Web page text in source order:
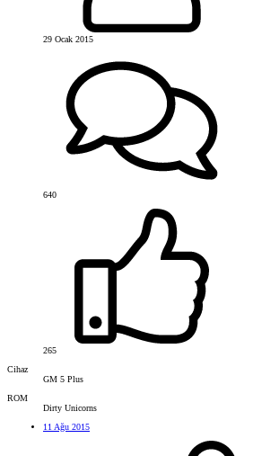
29 Ocak 2015
640
265
Cihaz
GM 5 Plus
ROM
Dirty Unicorns
11 Ağu 2015